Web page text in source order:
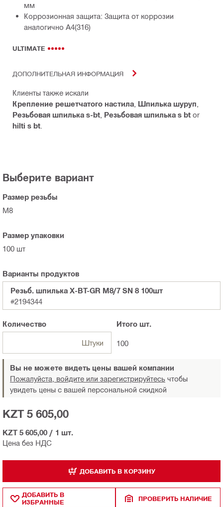
мм
Коррозионная защита: Защита от коррозии
аналогично А4(316)
ULTIMATE
ДОПОЛНИТЕЛЬНАЯ ИНФОРМАЦИЯ
Клиенты также искали
Крепление решетчатого настила Шпилька шуруп
Резьбовая шпилька s-bt Резьбовая шпилька s bt or
hilti s bt
Выберите вариант
Размер резьбы
M8
Размер упаковки
100 шт
Варианты продуктов
Резьб. шпилька X-BT-GR M8/7 SN 8 100шт
#2194344
Количество
Штуки
Итого шт.
100
Вы не можете видеть цены вашей компании
Пожалуйста, войдите или зарегистрируйтесь чтобы
увидеть цены с вашей персональной скидкой
Цена без НДС
KZT 5 605,00
KZT 5 605,00 / 1 шт.
ДОБАВИТЬ В КОРЗИНУ
ДОБАВИТЬ В
ИЗБРАННЫЕ
ПРОВЕРИТЬ НАЛИЧИЕ